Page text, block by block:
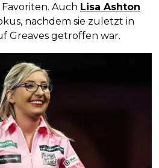
Auch Lisa Ashton
nachdem sie zuletzt in
Greaves getroffen war.